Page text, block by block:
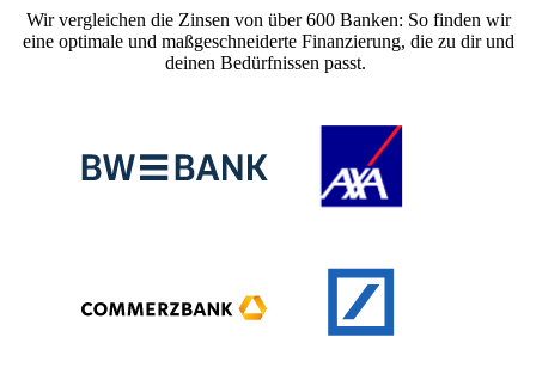
Wir vergleichen die Zinsen von über 600 Banken: So finden wir
eine optimale und maßgeschneiderte Finanzierung, die zu dir und
deinen Bedürfnissen passt.